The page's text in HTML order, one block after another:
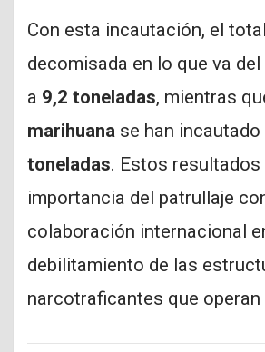
Con esta incautación, el
decomisada en lo que va
a 9,2 toneladas, mientras
marihuana se han incautado
toneladas. Estos
importancia del patrullaje
colaboración internacional
debilitamiento de las
narcotraficantes que operan